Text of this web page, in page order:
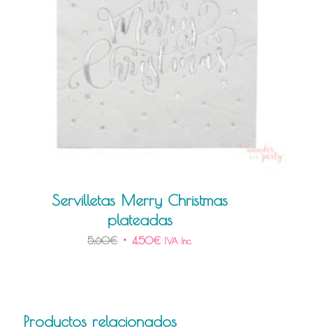
Servilletas Merry Christmas
plateadas
5,60€ 4,50€ IVA Inc.
Productos relacionados